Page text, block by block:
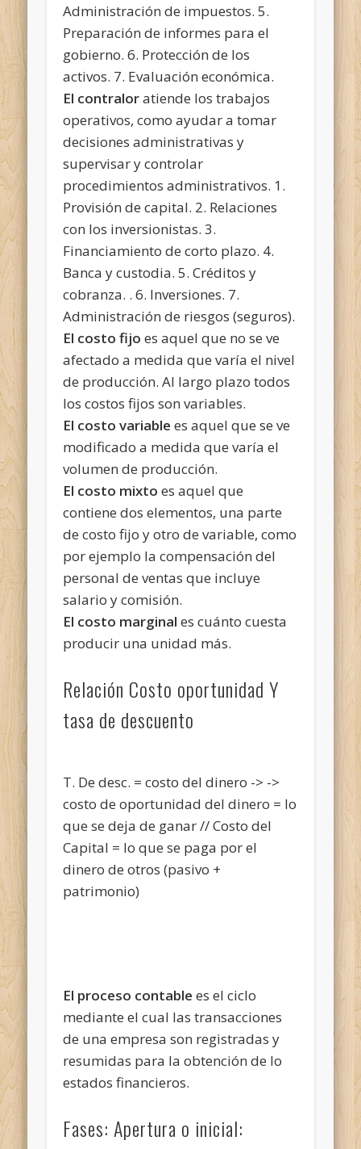
Administración de impuestos. 5.
Preparación de informes para el
gobierno. 6. Protección de los
activos. 7. Evaluación económica.
El contraloratiende los trabajos
operativos, como ayudar a tomar
decisiones administrativas y
supervisar y controlar
procedimientos administrativos. 1.
Provisión de capital. 2. Relaciones
con los inversionistas. 3.
Financiamiento de corto plazo. 4.
Banca y custodia. 5. Créditos y
cobranza. . 6. Inversiones. 7.
Administración de riesgos (seguros).
El costo fijo es aquel que no se ve
afectado a medida que varía el nivel
de producción. Al largo plazo todos
los costos fijos son variables.
El costo variable es aquel que se ve
modificado a medida que varía el
volumen de producción.
El costo mixto es aquel que
contiene dos elementos, una parte
de costo fijo y otro de variable, como
por ejemplo la compensación del
personal de ventas que incluye
salario y comisión.
El costo marginal es cuánto cuesta
producir una unidad más.
Relación Costo oportunidad Y
tasa de descuento
T. De desc. = costo del dinero -> ->
costo de oportunidad del dinero = lo
que se deja de ganar // Costo del
Capital = lo que se paga por el
dinero de otros (pasivo +
patrimonio)
El proceso contable es el ciclo
mediante el cual las transacciones
de una empresa son registradas y
resumidas para la obtención de lo
estados financieros.
Fases: Apertura o inicial: